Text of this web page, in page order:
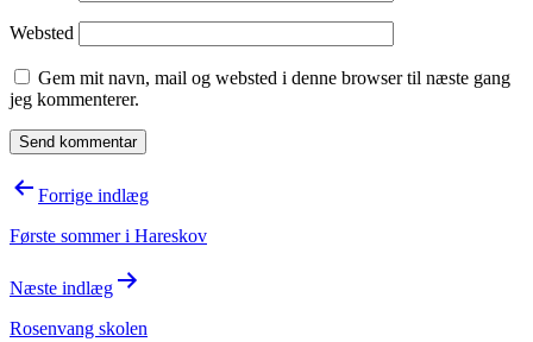
Websted
Gem mit navn, mail og websted i denne browser til næste gang
jeg kommenterer.
Indlægsnavigation
Forrige indlæg
Første sommer i Hareskov
Næste indlæg
Rosenvang skolen